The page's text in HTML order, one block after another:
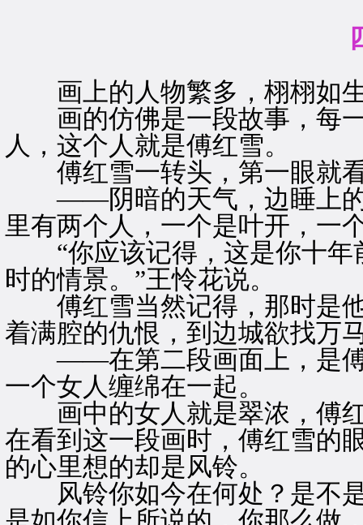
画上的人物繁多，栩栩如
画的仿佛是一段故事，每一
人，这个人就是傅红雪。
傅红雪一转头，第一眼就
——阴暗的天气，边睡上的
里有两个人，一个是叶开，一
“你应该记得，这是你十年
时的情景。”王怜花说。
傅红雪当然记得，那时是他
着满腔的仇恨，到边城欲找万
——在第二段画面上，是傅
一个女人缠绵在一起。
画中的女人就是翠浓，傅红
在看到这一段画时，傅红雪的
的心里想的却是风铃。
风铃你如今在何处？是不是